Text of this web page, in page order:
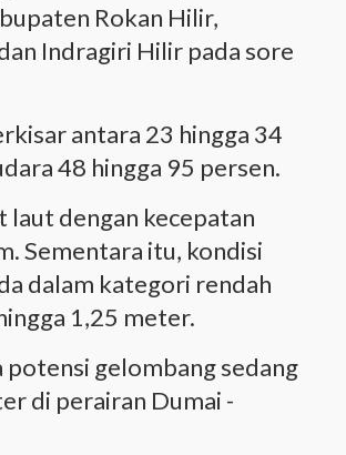
Rokan Hilir,
Indragiri Hilir pada sore
antara 23 hingga 34
48 hingga 95 persen.
dengan kecepatan
Sementara itu, kondisi
dalam kategori rendah
1,25 meter.
potensi gelombang sedang
di perairan Dumai -